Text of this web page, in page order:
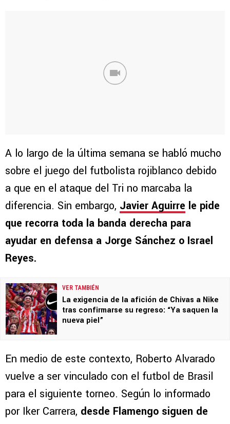
A lo largo de la última semana se habló mucho
sobre el juego del futbolista rojiblanco debido
a que en el ataque del Tri no marcaba la
diferencia. Sin embargo, Javier Aguirre le pide
que recorra toda la banda derecha para
ayudar en defensa a Jorge Sánchez o Israel
Reyes.
VER TAMBIÉN
La exigencia de la afición de Chivas a Nike
tras confirmarse su regreso: “Ya saquen la
nueva piel”
En medio de este contexto, Roberto Alvarado
vuelve a ser vinculado con el futbol de Brasil
para el siguiente torneo. Según lo informado
por Iker Carrera, desde Flamengo siguen de